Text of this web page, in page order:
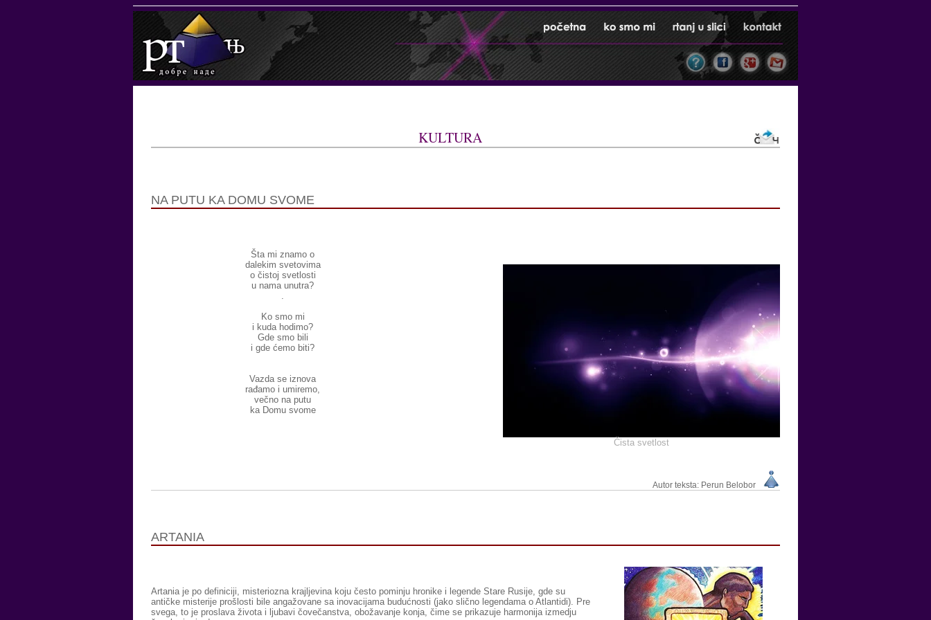
KULTURA
NA PUTU KA DOMU SVOME
Čista svetlost
Šta mi znamo o
dalekim svetovima
o čistoj svetlosti
u nama unutra?
.
Ko smo mi
i kuda hodimo?
Gde smo bili
i gde ćemo biti?
Vazda se iznova
rađamo i umiremo,
večno na putu
ka Domu svome
Autor teksta: Perun Belobor
ARTANIA
Artania je po definiciji, misteriozna krajljevina koju često pominju hronike i legende Stare Rusije, gde su
antičke misterije prošlosti bile angažovane sa inovacijama budućnosti (jako slično legendama o Atlantidi). Pre
svega, to je proslava života i ljubavi čovečanstva, obožavanje konja, čime se prikazuje harmonija izmedju